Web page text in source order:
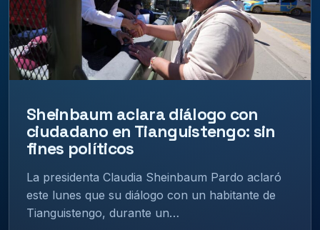
Sheinbaum aclara diálogo con
ciudadano en Tianguistengo: sin
fines políticos
La presidenta Claudia Sheinbaum Pardo aclaró
este lunes que su diálogo con un habitante de
Tianguistengo, durante un…